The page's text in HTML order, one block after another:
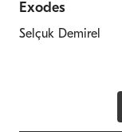
Exodes
Selçuk Demirel